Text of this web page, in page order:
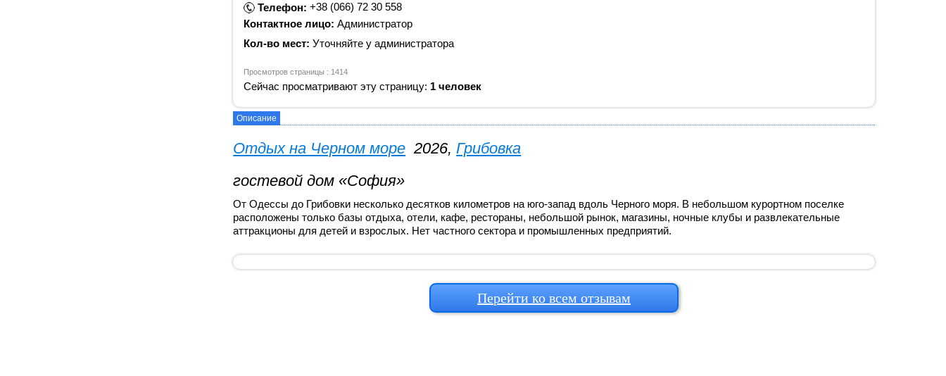
Телефон:+38 (066) 72 30 558
Контактное лицо: Администратор
Кол-во мест: Уточняйте у администратора
Просмотров страницы : 1414
Сейчас просматривают эту страницу: 1 человек
Описание
Отдых на Черном море 2026,Грибовка
гостевой дом «София»
От Одессы до Грибовки несколько десятков километров на юго-запад вдоль Черного моря. В небольшом курортном поселке
расположены только базы отдыха, отели, кафе, рестораны, небольшой рынок, магазины, ночные клубы и развлекательные
аттракционы для детей и взрослых. Нет частного сектора и промышленных предприятий.
Перейти ко всем отзывам